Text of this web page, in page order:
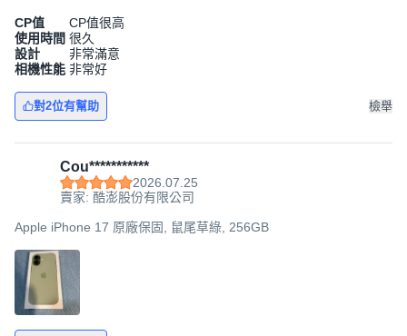
CP值
CP值很高
使用時間 很久
設計
非常滿意
相機性能 非常好
對2位有幫助 檢舉
Cou***********
2026.07.25
賣家: 酷澎股份有限公司
Apple iPhone 17 原廠保固, 鼠尾草綠, 256GB